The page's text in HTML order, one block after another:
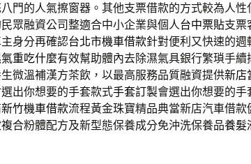
門的人氣擦窗器。其他支票借款的方式較為人性
眾融資公司整適合中小企業與個人台中票貼支票
身分再確認台北市機車借款針對便利又快速的
重吃什麼有效幫助體內去除濕氣具銀行繁瑣手續
微溫補漢方茶飲，以最高服務品質融資提供新店
出你想要的手套款式手套訂製會選出你想要的
新竹機車借款流程黃金珠寶精品典當新店汽車借
合粉體配方及新型態保養成分免沖洗保養品養髮